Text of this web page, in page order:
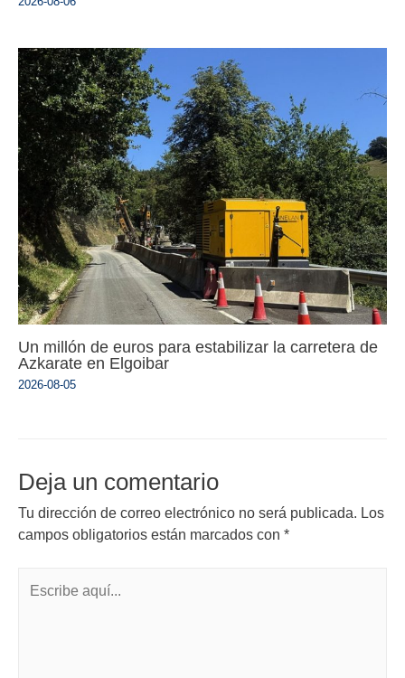
Un millón de euros para estabilizar la carretera de
Azkarate en Elgoibar
2026-08-05
Deja un comentario
Tu dirección de correo electrónico no será publicada. Los
campos obligatorios están marcados con *